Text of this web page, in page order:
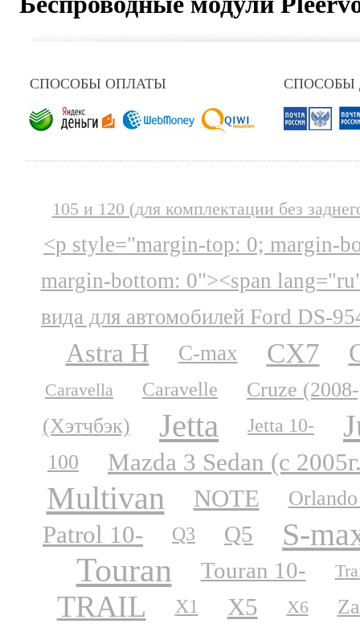
СПОСОБЫ ОПЛАТЫ СПОСОБЫ
105 и 120 (для комплектации без
<p style="margin-top: 0; margin-
margin-bottom: 0"><span
вида для автомобилей Ford DS-
Astra H C-max CX7
Caravella Caravelle
Cruze
(Хэтчбэк)
Jetta Jetta 10-
100 Mazda 3 Sedan (с
Multivan NOTE
Patrol 10- Q3 Q5 S-
Touran Touran 10-
TRAIL X1 X5 X6